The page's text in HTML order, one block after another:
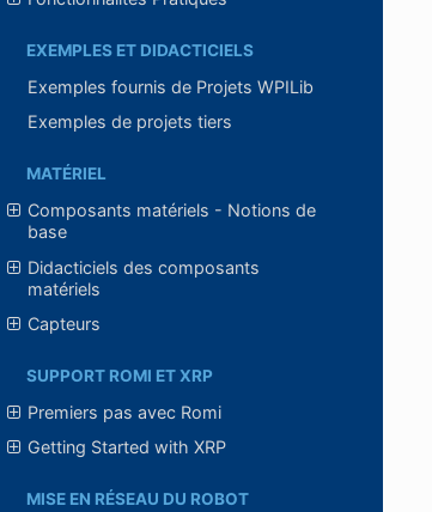
EXEMPLES ET DIDACTICIELS
Exemples fournis de Projets WPILib
Exemples de projets tiers
MATÉRIEL
Composants matériels - Notions de
base
Didacticiels des composants
matériels
Capteurs
SUPPORT ROMI ET XRP
Premiers pas avec Romi
Getting Started with XRP
MISE EN RÉSEAU DU ROBOT